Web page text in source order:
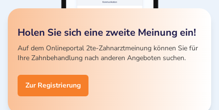
Holen Sie sich eine zweite Meinung ein!
Auf dem Onlineportal 2te-Zahnarztmeinung können Sie für
Ihre Zahnbehandlung nach anderen Angeboten suchen.
Zur Registrierung